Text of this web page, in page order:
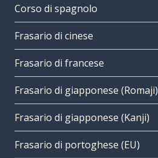
Corso di spagnolo
Frasario di cinese
Frasario di francese
Frasario di giapponese (Romaji)
Frasario di giapponese (Kanji)
Frasario di portoghese (EU)